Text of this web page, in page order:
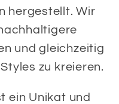
hergestellt. Wir
und gleichzeitig
zu kreieren.
ein Unikat und